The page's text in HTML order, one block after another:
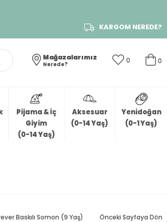
KARGOM NEREDE?
0
0
Mağazalarımız
Nerede?
Pijama & İç
Giyim
(0-14 Yaş)
Aksesuar
(0-14 Yaş)
Yenidoğan
(0-1 Yaş)
Baskılı Somon (9 Yaş) Önceki Sayfaya Dön